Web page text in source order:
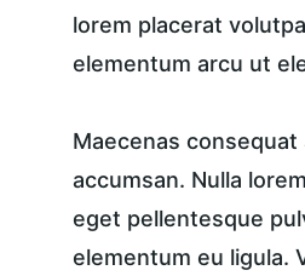
lorem placerat
elementum arcu ut
Maecenas consequat
accumsan. Nulla
eget pellentesque
elementum eu ligula.